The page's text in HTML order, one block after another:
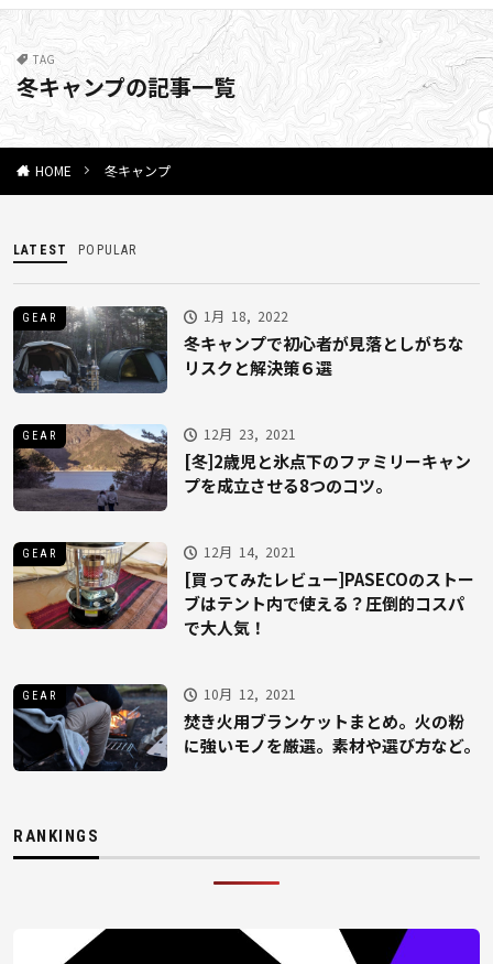
TAG
冬キャンプの記事一覧
HOME 冬キャンプ
LATEST POPULAR
1月 18, 2022
GEAR
冬キャンプで初心者が見落としがちな
リスクと解決策６選
12月 23, 2021
GEAR
[冬]2歳児と氷点下のファミリーキャン
プを成立させる8つのコツ。
12月 14, 2021
GEAR
[買ってみたレビュー]PASECOのストー
ブはテント内で使える？圧倒的コスパ
で大人気！
10月 12, 2021
GEAR
焚き火用ブランケットまとめ。火の粉
に強いモノを厳選。素材や選び方など。
RANKINGS